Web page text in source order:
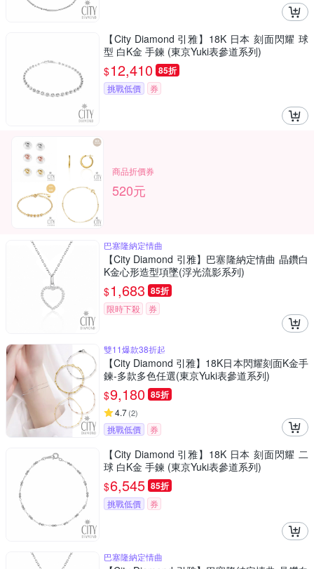
【City Diamond 引雅】18K 日本 刻面閃耀 球
型 白K金 手鍊 (東京Yuki表參道系列)
$12,410 85折
挑戰低價 券
商品折價券
520元
巴塞隆納定情曲
【City Diamond 引雅】巴塞隆納定情曲 晶鑽白
K金心形造型項墜(浮光流影系列)
$1,683 85折
限時下殺 券
雙11爆款38折起
【City Diamond 引雅】18K日本閃耀刻面K金手
鍊-多款多色任選(東京Yuki表參道系列)
$9,180 85折
4.7(2)
挑戰低價 券
【City Diamond 引雅】18K 日本 刻面閃耀 二
球 白K金 手鍊 (東京Yuki表參道系列)
$6,545 85折
挑戰低價 券
巴塞隆納定情曲